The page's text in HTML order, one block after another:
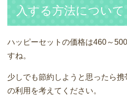
入する方法について
ハッピーセットの価格は460～
すね。
少しでも節約しようと思ったら
の利用を考えてください。